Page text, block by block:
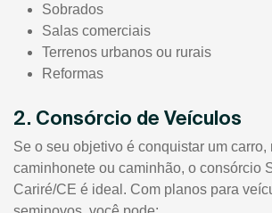
Sobrados
Salas comerciais
Terrenos urbanos ou rurais
Reformas
2. Consórcio de Veículos
Se o seu objetivo é conquistar um carro,
caminhonete ou caminhão, o consórcio
Cariré/CE é ideal. Com planos para